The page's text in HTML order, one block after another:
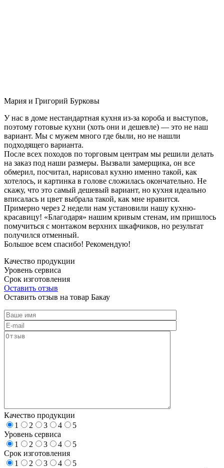
Мария и Григорий Бурковы
У нас в доме нестандартная кухня из-за короба и выступов,
поэтому готовые кухни (хоть они и дешевле) — это не наш
вариант. Мы с мужем много где были, но не нашли
подходящего варианта.
После всех походов по торговым центрам мы решили делать
на заказ под наши размеры. Вызвали замерщика, он все
обмерил, посчитал, нарисовал кухню именно такой, как
хотелось, и картинка в голове сложилась окончательно. Не
скажу, что это самый дешевый вариант, но кухня идеально
вписалась и цвет выбрала такой, как мне нравится.
Примерно через 2 недели нам установили нашу кухню-
красавицу! «Благодаря» нашим кривым стенам, им пришлось
помучиться с монтажом верхних шкафчиков, но результат
получился отменный.
Большое всем спасибо! Рекомендую!
Качество продукции
Уровень сервиса
Срок изготовления
Оставить отзыв
Оставить отзыв на товар Бакау
Качество продукции
1
2 3 4
5
Уровень сервиса
1
2 3 4
5
Срок изготовления
1
2 3 4
5